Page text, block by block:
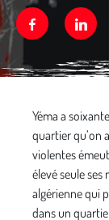
Facebook
Yéma a
quartier qu’on
violentes
élevé seule
algérienne qui
dans un